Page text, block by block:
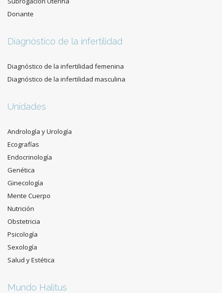
Donante
Diagnóstico de la infertilidad
Diagnóstico de la infertilidad femenina
Diagnóstico de la infertilidad masculina
Unidades
Andrología y Urología
Ecografías
Endocrinología
Genética
Ginecología
Mente Cuerpo
Nutrición
Obstetricia
Psicología
Sexología
Salud y Estética
Mundo Halitus